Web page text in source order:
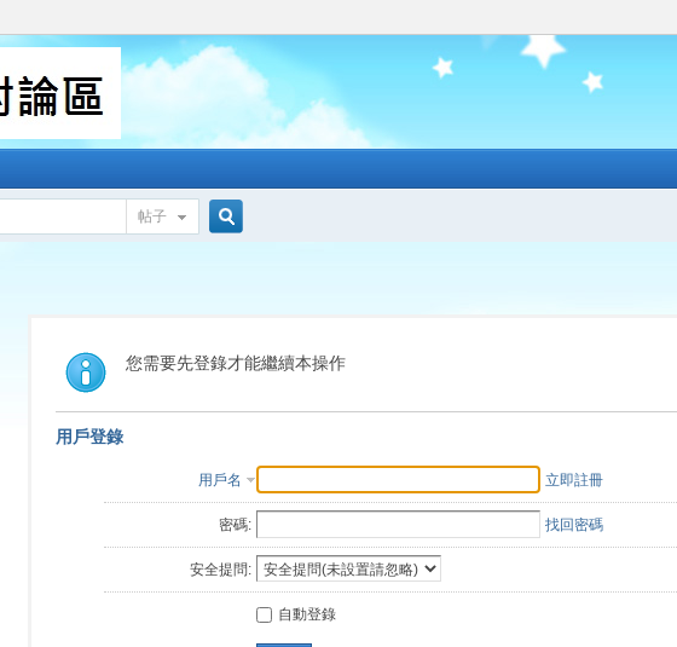
帖子
索
您需要先登錄才能繼續本操作
用戶登錄
用戶名 立即註冊
密碼: 找回密碼
安全提問:
自動登錄